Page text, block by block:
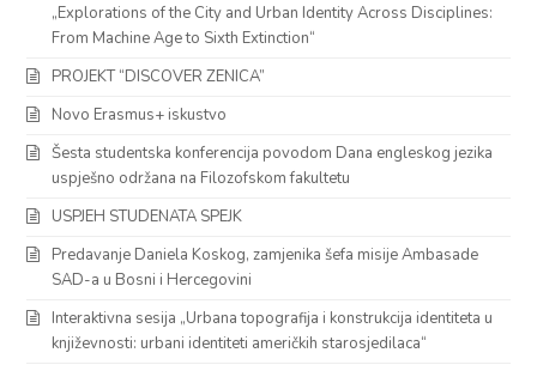
„Explorations of the City and Urban Identity Across Disciplines:
From Machine Age to Sixth Extinction“
PROJEKT “DISCOVER ZENICA”
Novo Erasmus+ iskustvo
Šesta studentska konferencija povodom Dana engleskog jezika
uspješno održana na Filozofskom fakultetu
USPJEH STUDENATA SPEJK
Predavanje Daniela Koskog, zamjenika šefa misije Ambasade
SAD-a u Bosni i Hercegovini
Interaktivna sesija „Urbana topografija i konstrukcija identiteta u
književnosti: urbani identiteti američkih starosjedilaca“